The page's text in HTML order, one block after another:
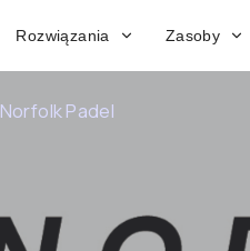
Rozwiązania Zasoby
Norfolk Padel